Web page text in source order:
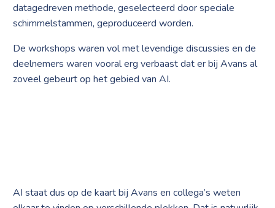
datagedreven methode, geselecteerd door speciale
schimmelstammen, geproduceerd worden.
De workshops waren vol met levendige discussies en de
deelnemers waren vooral erg verbaast dat er bij Avans al
zoveel gebeurt op het gebied van AI.
AI staat dus op de kaart bij Avans en collega’s weten